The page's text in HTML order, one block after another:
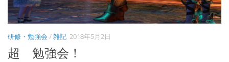
研修・勉強会 / 雑記 2018年5月2日
超 勉強会！